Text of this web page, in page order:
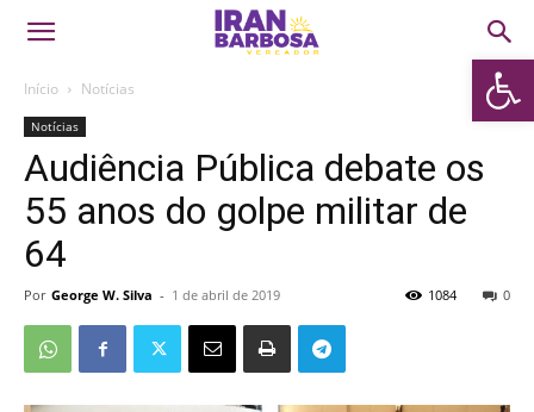
Abrir
Início Notícias
Notícias
Audiência Pública debate os
55 anos do golpe militar de
64
Por George W. Silva - 1 de abril de 2019 0
1084